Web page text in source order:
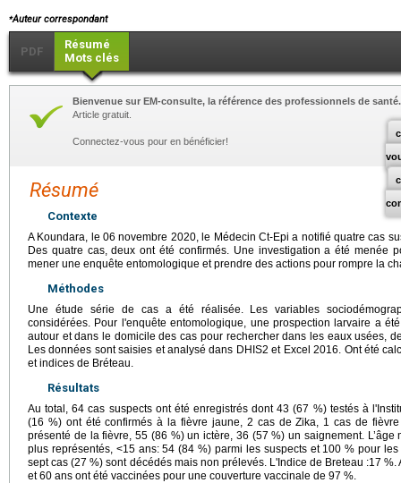
⁎Auteur correspondant
PDF
Résumé
Mots clés
Bienvenue sur EM-consulte, la référence des professionnels de santé.
Article gratuit.
Connectez-vous pour en bénéficier!
Résumé
Contexte
A Koundara, le 06 novembre 2020, le Médecin Ct-Epi a notifié quatre cas
Des quatre cas, deux ont été confirmés. Une investigation a été menée
mener une enquête entomologique et prendre des actions pour rompre la
Méthodes
Une étude série de cas a été réalisée. Les variables
considérées. Pour l'enquête entomologique, une prospection larvaire a
autour et dans le domicile des cas pour rechercher dans les eaux usées,
Les données sont saisies et analysé dans DHIS2 et Excel 2016. Ont été
et indices de Bréteau.
Résultats
Au total, 64 cas suspects ont été enregistrés dont 43 (67 %) testés à
(16 %) ont été confirmés à la fièvre jaune, 2 cas de Zika, 1 cas de
présenté de la fièvre, 55 (86 %) un ictère, 36 (57 %) un saignement.
plus représentés, ˂15 ans: 54 (84 %) parmi les suspects et 100 % pour
sept cas (27 %) sont décédés mais non prélevés. L'Indice de Breteau :17
et 60 ans ont été vaccinées pour une couverture vaccinale de 97 %.